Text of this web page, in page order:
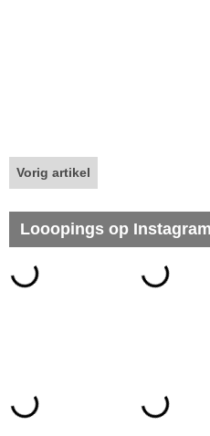
Vorig artikel
Looopings op Instagram